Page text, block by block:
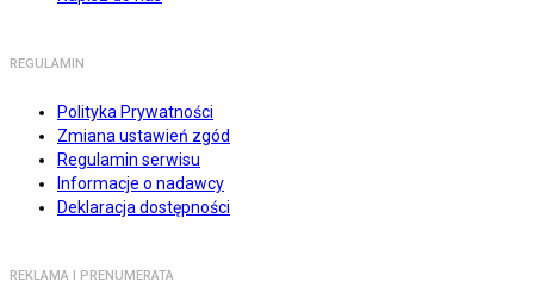
REGULAMIN
Polityka Prywatności
Zmiana ustawień zgód
Regulamin serwisu
Informacje o nadawcy
Deklaracja dostępności
REKLAMA I PRENUMERATA